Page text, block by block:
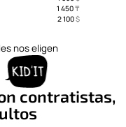
1 450₸
2 100$
nos eligen
contratistas,